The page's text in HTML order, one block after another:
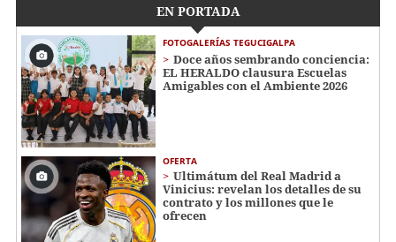
EN PORTADA
FOTOGALERÍAS TEGUCIGALPA
Doce años sembrando conciencia:
EL HERALDO clausura Escuelas
Amigables con el Ambiente 2026
OFERTA
Ultimátum del Real Madrid a
Vinicius: revelan los detalles de su
contrato y los millones que le
ofrecen